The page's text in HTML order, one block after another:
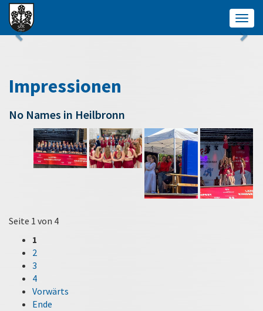
Impressionen
No Names in Heilbronn
Seite 1 von 4
1
2
3
4
Vorwärts
Ende